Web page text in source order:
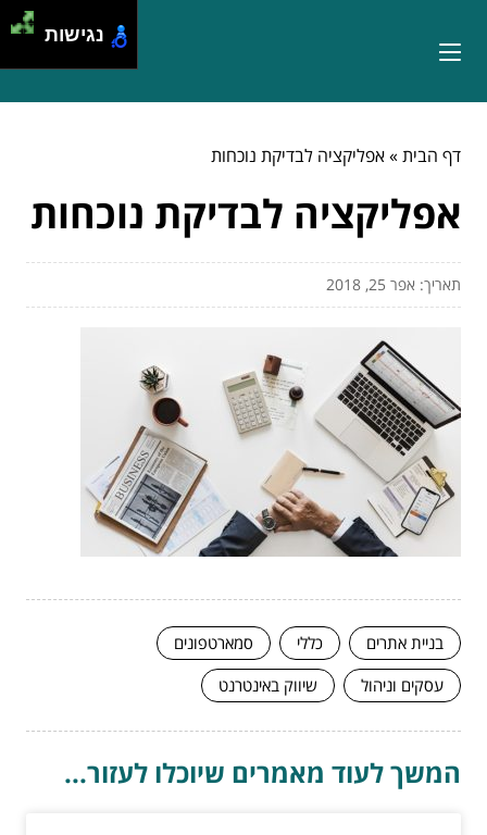
דף הבית»אפליקציה לבדיקת נוכחות
אפליקציה לבדיקת נוכחות
תאריך: אפר 25, 2018
בניית אתרים כללי
סמארטפונים
עסקים וניהול
שיווק באינטרנט
המשך לעוד מאמרים שיוכלו לעזור...
נגישות